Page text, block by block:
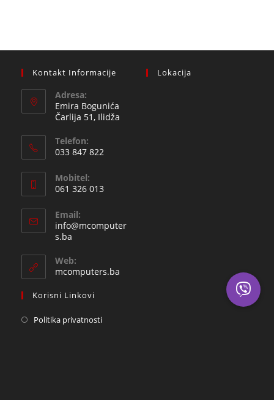
Kontakt Informacije
Adresa:
Emira Bogunića
Čarlija 51, Ilidža
Telefon:
033 847 822
in
your
application
Mobitel:
061 326 013
in
your
Email:
info@mcomputer
s.ba
your
application
Web:
mcomputers.ba
Korisni Linkovi
Politika privatnosti
Lokacija